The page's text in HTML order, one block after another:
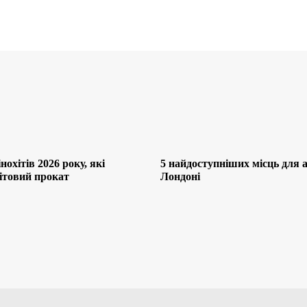
2026 року, які
прокат
5 найдоступніших місць для
Лондоні